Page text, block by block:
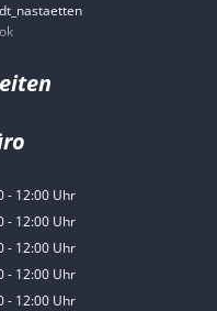
- 12:00Uhr
Von 08:00 bis 12:00 Uhr
- 12:00Uhr
Von 08:00 bis 12:00 Uhr
- 12:00Uhr
Von 08:00 bis 12:00 Uhr
- 12:00Uhr
Von 08:00 bis 12:00 Uhr
- 12:00Uhr